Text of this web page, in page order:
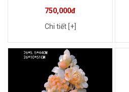
750,000đ
Chi tiết [+]